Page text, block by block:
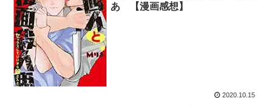
あ 【漫画感想】
2020.10.15